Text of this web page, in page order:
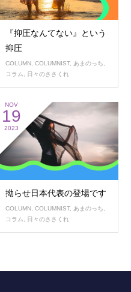
『抑圧なんてない』という
抑圧
COLUMN, COLUMNIST, あまのっち,
コラム, 日々のささくれ
NOV
19
2023
拗らせ日本代表の登場です
COLUMN COLUMNIST, あまのっち
コラム
日々のささくれ